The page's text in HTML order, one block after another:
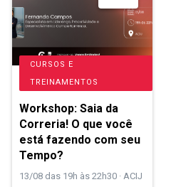
CURSOS E
TREINAMENTOS
Workshop: Saia da
Correria! O que você
está fazendo com seu
Tempo?
13/08 das 19h às 22h30 · ACIJ